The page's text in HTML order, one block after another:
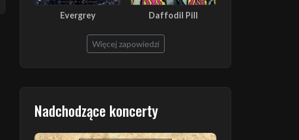
Evergrey Daffodil Pill
Więcej zapowiedzi
Nadchodzące koncerty